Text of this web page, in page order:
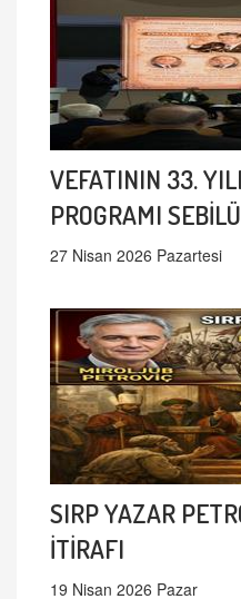
VEFATININ 33.
PROGRAMI
27 Nisan 2026 Pazartesi
SIRP YAZAR
İTİRAFI
19 Nisan 2026 Pazar